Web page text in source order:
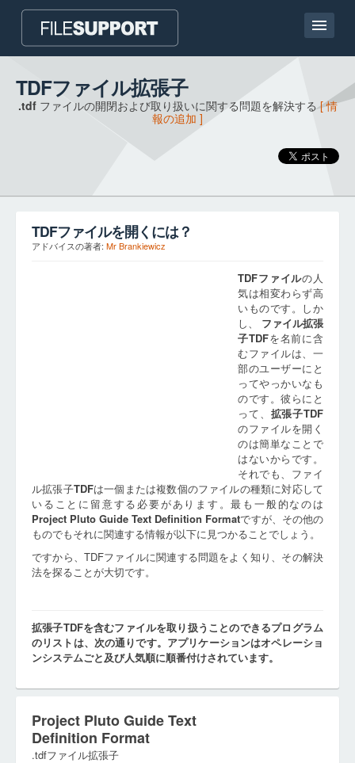
ホームページ
連絡
TDFファイル拡張子
.tdfファイルの開閉および取り扱いに関する問題を解決する[ 情
報の追加 ]
TDFファイルを開くには？
アドバイスの著者: Mr Brankiewicz
TDFファイルの人
気は相変わらず高
いものです。しか
し、 ファイル拡張
子TDFを名前に含
むファイルは、一
部のユーザーにと
ってやっかいなも
のです。彼らにと
って、 拡張子TDF
のファイルを開く
のは簡単なことで
はないからです。
それでも、ファイ
ル拡張子TDFは一個または複数個のファイルの種類に対応して
いることに留意する必要があります。最も一般的なのは
Project Pluto Guide Text Definition Formatですが、その他の
ものでもそれに関連する情報が以下に見つかることでしょう。
ですから、TDFファイルに関連する問題をよく知り、その解決
法を探ることが大切です。
拡張子TDFを含むファイルを取り扱うことのできるプログラム
のリストは、次の通りです。アプリケーションはオペレーショ
ンシステムごと及び人気順に順番付けされています。
Project Pluto Guide Text
Definition Format
.tdfファイル拡張子